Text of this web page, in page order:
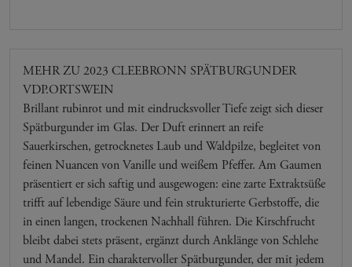
MEHR ZU 2023 CLEEBRONN SPÄTBURGUNDER
VDP.ORTSWEIN
Brillant rubinrot und mit eindrucksvoller Tiefe zeigt sich dieser
Spätburgunder im Glas. Der Duft erinnert an reife
Sauerkirschen, getrocknetes Laub und Waldpilze, begleitet von
feinen Nuancen von Vanille und weißem Pfeffer. Am Gaumen
präsentiert er sich saftig und ausgewogen: eine zarte Extraktsüße
trifft auf lebendige Säure und fein strukturierte Gerbstoffe, die
in einen langen, trockenen Nachhall führen. Die Kirschfrucht
bleibt dabei stets präsent, ergänzt durch Anklänge von Schlehe
und Mandel. Ein charaktervoller Spätburgunder, der mit jedem